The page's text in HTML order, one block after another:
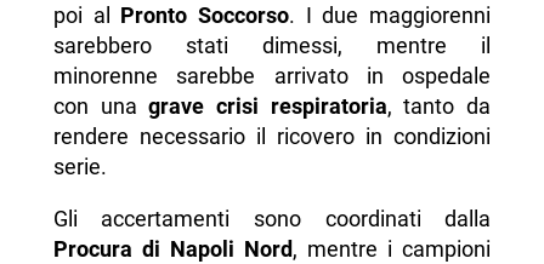
poi al Pronto Soccorso. I due maggiorenni
sarebbero stati dimessi, mentre il
minorenne sarebbe arrivato in ospedale
con unagrave crisi respiratoria, tanto da
rendere necessario il ricovero in condizioni
serie.
Gli accertamenti sono coordinati dalla
Procura di Napoli Nord, mentre i campioni